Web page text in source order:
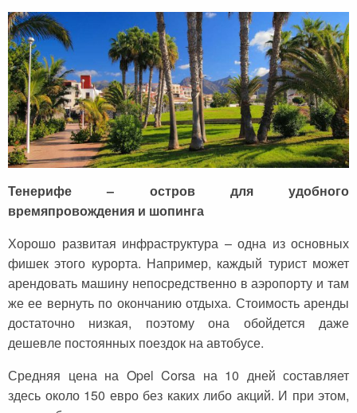
Тенерифе – остров для удобного
времяпровождения и шопинга
Хорошо развитая инфраструктура – одна из основных
фишек этого курорта. Например, каждый турист может
арендовать машину непосредственно в аэропорту и там
же ее вернуть по окончанию отдыха. Стоимость аренды
достаточно низкая, поэтому она обойдется даже
дешевле постоянных поездок на автобусе.
Средняя цена на Opel Corsa на 10 дней составляет
здесь около 150 евро без каких либо акций. И при этом,